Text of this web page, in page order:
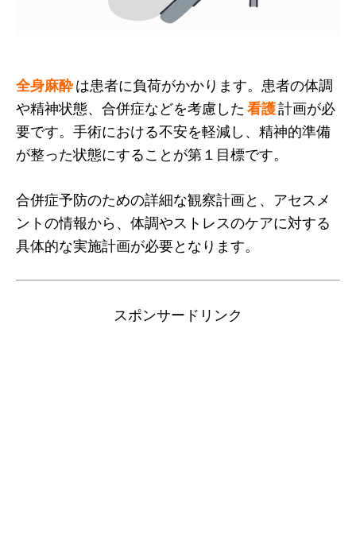
全身麻酔は患者に負荷がかかります。患者の体調
や精神状態、合併症などを考慮した 看護計画が必
要です。手術における不安を軽減し、精神的準備
が整った状態にすることが第１目標です。
合併症予防のための詳細な観察計画と、アセスメ
ントの情報から、体調やストレスのケアに対する
具体的な実施計画が必要となります。
スポンサードリンク